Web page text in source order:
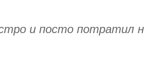
и посто потратил